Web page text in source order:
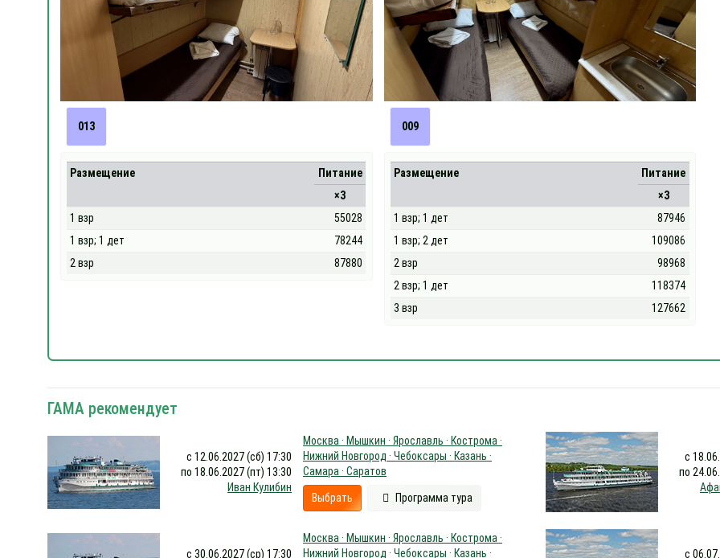
013
Размещение
Питание
×3
1 взр
55028
1 взр; 1 дет
78244
2 взр
87880
009
Размещение
Питание
×3
1 взр; 1 дет
87946
1 взр; 2 дет
109086
2 взр
98968
2 взр; 1 дет
118374
3 взр
127662
ГАМА рекомендует
с 12.06.2027 (сб) 17:30
по 18.06.2027 (пт) 13:30
Иван Кулибин
Москва · Мышкин · Ярославль · Кострома ·
Нижний Новгород · Чебоксары · Казань ·
Самара · Саратов
Выбрать Программа тура
с
по
с 30.06.2027 (ср) 17:30
Москва · Мышкин · Ярославль · Кострома ·
Нижний Новгород · Чебоксары · Казань ·
с